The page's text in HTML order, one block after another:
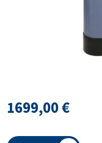
1699,00 €